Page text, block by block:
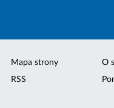
Mapa strony
RSS
O